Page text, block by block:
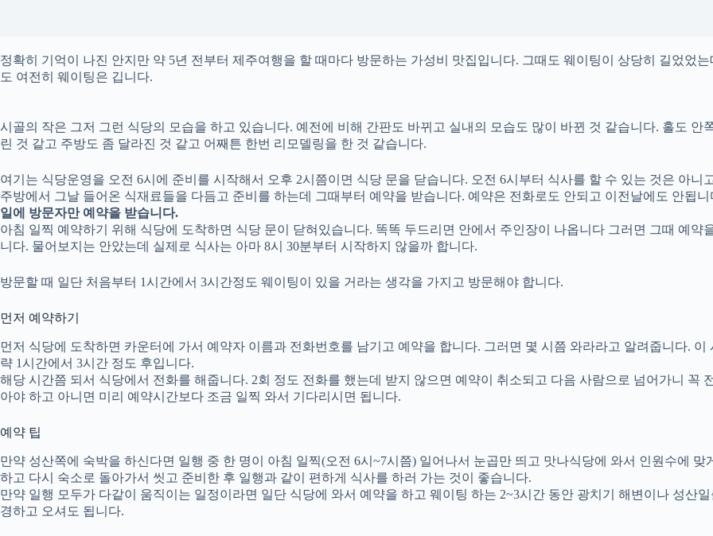
정확히 기억이 나진 안지만 약 5년 전부터 제주여행을 할 때마다 방문하는 가성비 맛집입니다. 그때도 웨이팅이 상당히 길었었는
도 여전히 웨이팅은 깁니다.
시골의 작은 그저 그런 식당의 모습을 하고 있습니다. 예전에 비해 간판도 바뀌고 실내의 모습도 많이 바뀐 것 같습니다. 홀도 안
린 것 같고 주방도 좀 달라진 것 같고 어째튼 한번 리모델링을 한 것 같습니다.
여기는 식당운영을 오전 6시에 준비를 시작해서 오후 2시쯤이면 식당 문을 닫습니다. 오전 6시부터 식사를 할 수 있는 것은 아니
주방에서 그날 들어온 식재료들을 다듬고 준비를 하는데 그때부터 예약을 받습니다. 예약은 전화로도 안되고 이전날에도 안됩니
일에 방문자만 예약을 받습니다.
아침 일찍 예약하기 위해 식당에 도착하면 식당 문이 닫혀있습니다. 똑똑 두드리면 안에서 주인장이 나옵니다 그러면 그때 예약
니다. 물어보지는 안았는데 실제로 식사는 아마 8시 30분부터 시작하지 않을까 합니다.
방문할 때 일단 처음부터 1시간에서 3시간정도 웨이팅이 있을 거라는 생각을 가지고 방문해야 합니다.
먼저 예약하기
먼저 식당에 도착하면 카운터에 가서 예약자 이름과 전화번호를 남기고 예약을 합니다. 그러면 몇 시쯤 와라라고 알려줍니다. 이
략 1시간에서 3시간 정도 후입니다.
해당 시간쯤 되서 식당에서 전화를 해줍니다. 2회 정도 전화를 했는데 받지 않으면 예약이 취소되고 다음 사람으로 넘어가니 꼭
아야 하고 아니면 미리 예약시간보다 조금 일찍 와서 기다리시면 됩니다.
예약 팁
만약 성산쪽에 숙박을 하신다면 일행 중 한 명이 아침 일찍(오전 6시~7시쯤) 일어나서 눈곱만 띄고 맛나식당에 와서 인원수에 맞
하고 다시 숙소로 돌아가서 씻고 준비한 후 일행과 같이 편하게 식사를 하러 가는 것이 좋습니다.
만약 일행 모두가 다같이 움직이는 일정이라면 일단 식당에 와서 예약을 하고 웨이팅 하는 2~3시간 동안 광치기 해변이나 성산
경하고 오셔도 됩니다.